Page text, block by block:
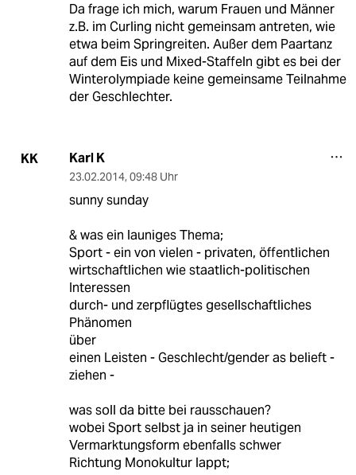
Da frage ich mich, warum Frauen und Männer
z.B. im Curling nicht gemeinsam antreten, wie
etwa beim Springreiten. Außer dem Paartanz
auf dem Eis und Mixed-Staffeln gibt es bei der
Winterolympiade keine gemeinsame Teilnahme
der Geschlechter.
KK Karl K
23.02.2014, 09:48 Uhr
sunny sunday
& was ein launiges Thema;
Sport - ein von vielen - privaten, öffentlichen
wirtschaftlichen wie staatlich-politischen
Interessen
durch- und zerpflügtes gesellschaftliches
Phänomen
über
einen Leisten - Geschlecht/gender as belieft -
ziehen -
was soll da bitte bei rausschauen?
wobei Sport selbst ja in seiner heutigen
Vermarktungsform ebenfalls schwer
Richtung Monokultur lappt;